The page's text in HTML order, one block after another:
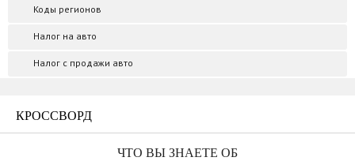
Коды регионов
Налог на авто
Налог с продажи авто
КРОССВОРД
ЧТО ВЫ ЗНАЕТЕ ОБ